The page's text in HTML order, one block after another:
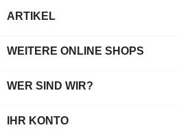
ARTIKEL
WEITERE ONLINE SHOPS
WER SIND WIR?
IHR KONTO